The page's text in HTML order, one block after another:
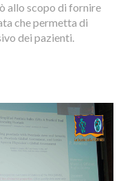
allo scopo di fornire
che permetta di
dei pazienti.